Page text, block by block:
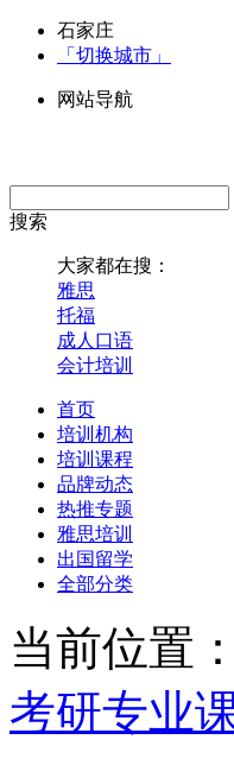
石家庄
「切换城市」
网站导航
搜索
大家都在搜：
雅思
托福
成人口语
会计培训
首页
培训机构
培训课程
品牌动态
热推专题
雅思培训
出国留学
全部分类
当前位置：
考研专业